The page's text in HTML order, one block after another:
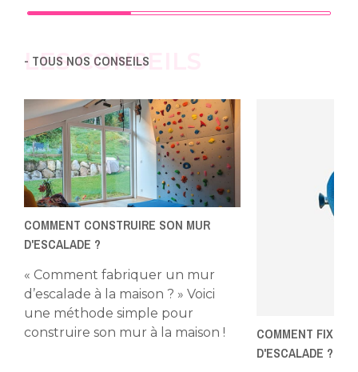
- TOUS NOS CONSEILS
LES CONSEILS
COMMENT CONSTRUIRE SON MUR
D'ESCALADE ?
« Comment fabriquer un mur
d’escalade à la maison ? » Voici
une méthode simple pour
construire son mur à la maison !
COMMENT FIXER
D'ESCALADE ?